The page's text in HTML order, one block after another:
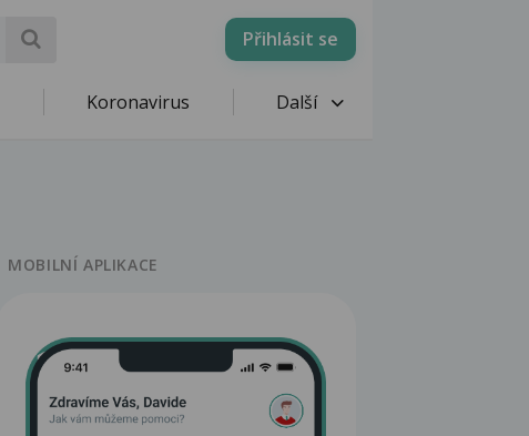
Přihlásit se
Koronavirus Další
MOBILNÍ APLIKACE